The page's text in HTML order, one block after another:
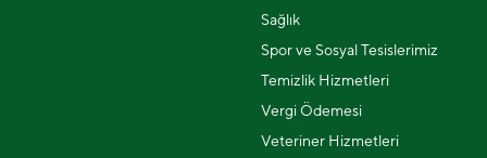
Sağlık
Spor ve Sosyal Tesislerimiz
Temizlik Hizmetleri
Vergi Ödemesi
Veteriner Hizmetleri